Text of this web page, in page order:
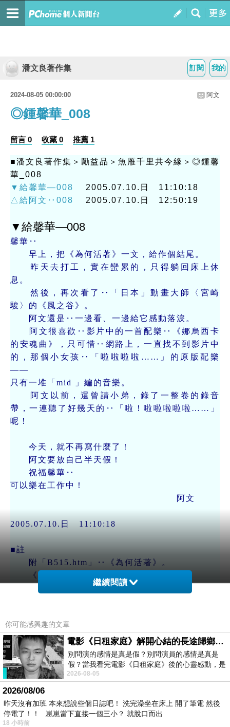
我的
訂閱
潘文良著作集
2024-08-05 00:00:00 阿文
◎鍾馨華_008
留言 0 收藏 0 推薦 1
■潘文良著作集＞勵益品＞魚雁千里共今緣＞◎鍾馨
華_008
▼給馨華—008
2005.07.10.日 11:10:18
△給阿文‥008
2005.07.10.日 12:50:19
▼給馨華—008
馨華‥
早上，把《為何活著》一文，給作個結尾。
昨天去打工，實在蠻累的，只得躺回床上休
息。
然後，再次看了‥「日本」動畫大師〈宮崎
駿〉的《風之谷》。
阿文還是‥一邊看、一邊給它感動落淚。
阿文很喜歡‥影片中的一首配樂‥《娜烏西卡
的安魂曲》，只可惜‥網路上，一直找不到影片中
的，那個小女孩‥「啦啦啦啦……」的原版配樂
——
只有一堆「mid 」編的音樂。
阿文以前，還曾請小弟，錄了一整卷的錄音
帶，一連聽了好幾天的‥「啦！啦啦啦啦啦……」
呢！
今天，就不再寫什麼了！
阿文要放自己半天假！
祝福馨華‥
可以樂在工作中！
阿文
2005.07.10.日 11:10:18
■註
附「B515.htm」‥《為何活著》。
《風之谷》配樂。
你今天放假，有到哪兒走走嗎？
我再過一下，要到我弟弟家，吃晚飯，這一
去，就要半夜，才回來了。
我和我弟的感情很好，我與我的兩個手足，感
情都很深厚。
你真的好努力，我非常欽佩，工作回來，還寫
文章。
你如果肯寫愛情小說，我一定搬到你家附近去
繼續閱讀
你可能感興趣的文章
電影《日租家庭》解開心結的長途歸鄉！能在電影院感受到地理的寬闊和人心的相鄰，真是太棒了！
別問演的感情是真是假？別問演員的感情是真是
假？當我看完電影《日租家庭》後的心靈感動，是
真的。詮釋的情感觸動了人心，就是真情
2026-08-05
2026/08/06
昨天沒有加班 本來想說些個日誌吧！ 洗完澡坐在床上 開了筆電 然後
停電了！！ 崽崽當下直接一個三小？ 就脫口而出
18 小時前